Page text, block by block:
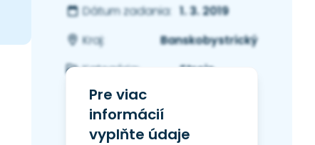
Dátum zadania: 1. 3. 2019
Kraj:
Banskobystrický
Kategória:
Stroje
Pre viac
informácií
vyplňte údaje